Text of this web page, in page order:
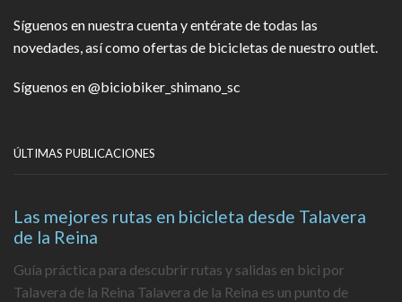
Síguenos en nuestra cuenta y entérate de todas las
novedades, así como ofertas de bicicletas de nuestro outlet.
Síguenos en@biciobiker_shimano_sc
ÚLTIMAS PUBLICACIONES
Las mejores rutas en bicicleta desde Talavera
de la Reina
Guía práctica para descubrir rutas y salidas en bici por
Talavera de la Reina Talavera de la Reina es un punto de